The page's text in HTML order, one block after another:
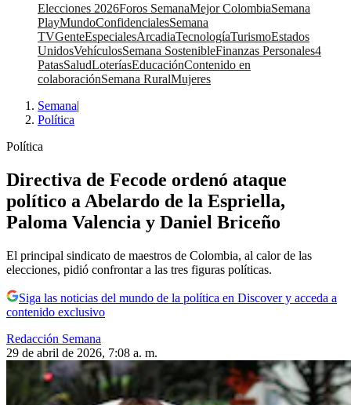
Elecciones 2026Foros SemanaMejor ColombiaSemana
PlayMundoConfidencialesSemana
TVGenteEspecialesArcadiaTecnologíaTurismoEstados
UnidosVehículosSemana SostenibleFinanzas Personales4
PatasSaludLoteríasEducaciónContenido en
colaboraciónSemana RuralMujeres
Semana|
Política
Política
Directiva de Fecode ordenó ataque
político a Abelardo de la Espriella,
Paloma Valencia y Daniel Briceño
El principal sindicato de maestros de Colombia, al calor de las
elecciones, pidió confrontar a las tres figuras políticas.
Siga las noticias del mundo de la política en Discover y acceda a
contenido exclusivo
Redacción Semana
29 de abril de 2026, 7:08 a. m.